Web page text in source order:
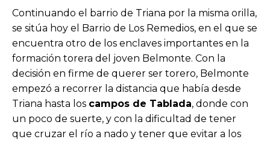
Continuando el barrio de Triana por la misma orilla,
se sitúa hoy el Barrio de Los Remedios, en el que se
encuentra otro de los enclaves importantes en la
formación torera del joven Belmonte. Con la
decisión en firme de querer ser torero, Belmonte
empezó a recorrer la distancia que había desde
Triana hasta los campos de Tablada, donde con
un poco de suerte, y con la dificultad de tener
que cruzar el río a nado y tener que evitar a los